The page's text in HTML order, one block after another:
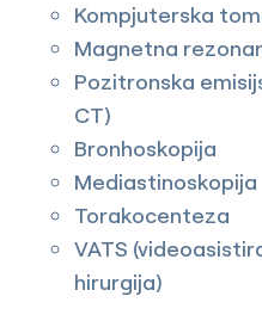
Kompjuterska
Magnetna
Pozitronska
CT)
Bronhoskopija
Mediastinoskopija
Torakocenteza
VATS
hirurgija)